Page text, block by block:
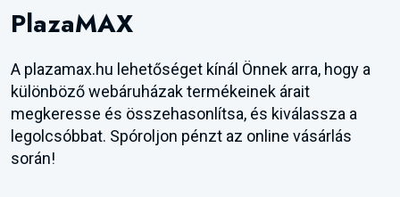
PlazaMAX
A plazamax.hu lehetőséget kínál Önnek arra, hogy a
különböző webáruházak termékeinek árait
megkeresse és összehasonlítsa, és kiválassza a
legolcsóbbat. Spóroljon pénzt az online vásárlás
során!